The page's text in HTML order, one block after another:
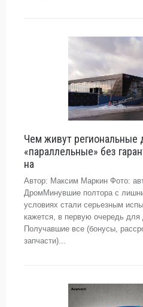
Чем живут региональные
«параллельные» без
на
Автор: Максим Маркин Фото:
ДромМинувшие полтора с
условиях стали серьезным
кажется, в первую очередь для
Получавшие все (бонусы,
запчасти)...